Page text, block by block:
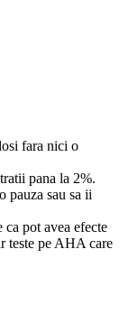
fara nici o
pana la 2%.
pauza sau sa ii
ca pot avea efecte
teste pe AHA care